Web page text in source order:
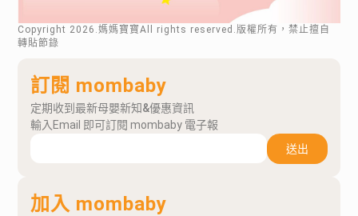
Copyright 2026 .媽媽寶寶All rights reserved.版權所有，禁止擅自
轉貼節錄
訂閱 mombaby
定期收到最新母嬰新知&優惠資訊
輸入Email 即可訂閱 mombaby 電子報
送出
加入 mombaby